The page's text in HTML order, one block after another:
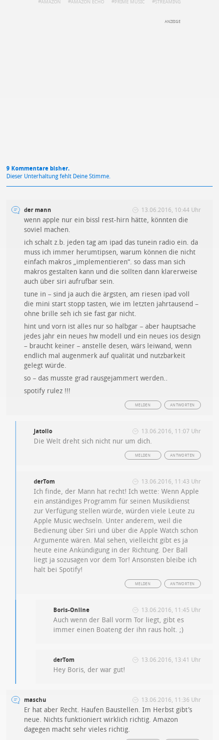
AMAZON AMAZON ECHO PRIME MUSIC STREAMING
9 Kommentare bisher.
Dieser Unterhaltung fehlt Deine Stimme.
der mann 13.06.2016, 10:44 Uhr
wenn apple nur ein bissl rest-hirn hätte, könnten die
soviel machen.
ich schalt z.b. jeden tag am ipad das tunein radio ein. da
muss ich immer herumtipsen, warum können die nicht
einfach makros „implementieren“. so dass man sich
makros gestalten kann und die sollten dann klarerweise
auch über siri aufrufbar sein.
tune in – sind ja auch die ärgsten, am riesen ipad voll
die mini start stopp tasten, wie im letzten jahrtausend –
ohne brille seh ich sie fast gar nicht.
hint und vorn ist alles nur so halbgar – aber hauptsache
jedes jahr ein neues hw modell und ein neues ios design
– braucht keiner – anstelle desen, wärs leiwand, wenn
endlich mal augenmerk auf qualität und nutzbarkeit
gelegt würde.
so – das musste grad rausgejammert werden..
spotify rulez !!!
ANTWORTEN
MELDEN
Jatollo 13.06.2016, 11:07 Uhr
Die Welt dreht sich nicht nur um dich.
ANTWORTEN
MELDEN
derTom 13.06.2016, 11:43 Uhr
Ich finde, der Mann hat recht! Ich wette: Wenn Apple
ein anständiges Programm für seinen Musikdienst
zur Verfügung stellen würde, würden viele Leute zu
Apple Music wechseln. Unter anderem, weil die
Bedienung über Siri und über die Apple Watch schon
Argumente wären. Mal sehen, vielleicht gibt es ja
heute eine Ankündigung in der Richtung. Der Ball
liegt ja sozusagen vor dem Tor! Ansonsten bleibe ich
halt bei Spotify!
ANTWORTEN
MELDEN
Boris-Online 13.06.2016, 11:45 Uhr
Auch wenn der Ball vorm Tor liegt, gibt es
immer einen Boateng der ihn raus holt. ;)
derTom 13.06.2016, 13:41 Uhr
Hey Boris, der war gut!
maschu 13.06.2016, 11:36 Uhr
Er hat aber Recht. Haufen Baustellen. Im Herbst gibt’s
neue. Nichts funktioniert wirklich richtig. Amazon
dagegen macht sehr vieles richtig.